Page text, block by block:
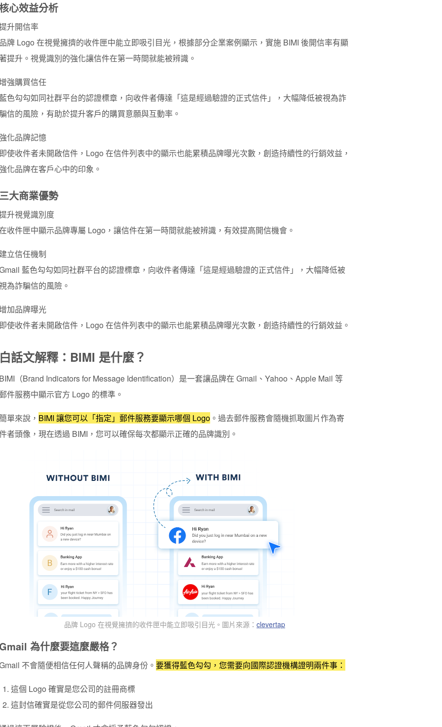
心效益分析
升開信率
品牌 Logo 在視覺擁擠的收件匣中能立即吸引目光，根據部分企業案例顯示，實施 BIMI 後開信率有顯
著提升。視覺識別的強化讓信件在第一時間就能被辨識。
強購買信任
色勾勾如同社群平台的認證標章，向收件者傳達「這是經過驗證的正式信件」，大幅降低被視為詐
信的風險，有助於提升客戶的購買意願與互動率。
化品牌記憶
即使收件者未開啟信件，Logo 在信件列表中的顯示也能累積品牌曝光次數，創造持續性的行銷效益，
化品牌在客戶心中的印象。
三大商業優勢
升視覺識別度
收件匣中顯示品牌專屬 Logo，讓信件在第一時間就能被辨識，有效提高開信機會。
建立信任機制
藍色勾勾如同社群平台的認證標章，向收件者傳達「這是經過驗證的正式信件」，大幅降低被
為詐騙信的風險。
加品牌曝光
即使收件者未開啟信件，Logo 在信件列表中的顯示也能累積品牌曝光次數，創造持續性的行銷效益。
白話文解釋：BIMI 是什麼？
BIMI （Brand Indicators for Message Identification）是一套讓品牌在 Gmail、Yahoo、Apple Mail 等
件服務中顯示官方 Logo 的標準。
簡單來說， BIMI 讓您可以「指定」郵件服務要顯示哪個 Logo 。過去郵件服務會隨機抓取圖片作為寄
者頭像，現在透過 BIMI，您可以確保每次都顯示正確的品牌識別。
品牌 Logo 在視覺擁擠的收件匣中能立即吸引目光。圖片來源： clevertap
為什麼要這麼嚴格？
不會隨便相信任何人聲稱的品牌身份。 要獲得藍色勾勾，您需要向國際認證機構證明兩件事：
這個 Logo 確實是您公司的註冊商標
這封信確實是從您公司的郵件伺服器發出